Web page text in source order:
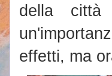
della
effetti, ma